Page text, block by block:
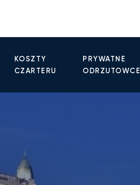
KOSZTY
CZARTERU
PRYWATNE
ODRZUTOWCE